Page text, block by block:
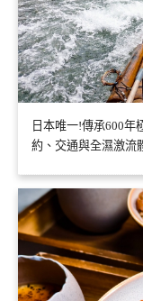
日本唯一!傳承600年
約、交通與全濕激流